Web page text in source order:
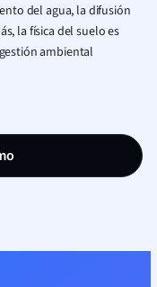
del agua, la difusión
la física del suelo es
ambiental